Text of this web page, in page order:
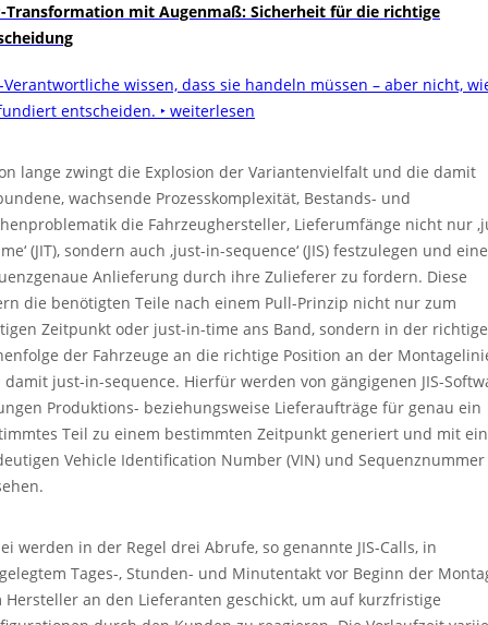
Transformation mit Augenmaß: Sicherheit für die richtige
Verantwortliche wissen, dass sie handeln müssen – aber nicht,
entscheiden. ‣ weiterlesen
lange zwingt die Explosion der Variantenvielfalt und die damit
wachsende Prozesskomplexität, Bestands- und
die Fahrzeughersteller, Lieferumfänge nicht nur
(JIT), sondern auch ‚just-in-sequence‘ (JIS) festzulegen und eine
Anlieferung durch ihre Zulieferer zu fordern. Diese
die benötigten Teile nach einem Pull-Prinzip nicht nur zum
Zeitpunkt oder just-in-time ans Band, sondern in der
der Fahrzeuge an die richtige Position an der
just-in-sequence. Hierfür werden von gängigenen JIS-
Produktions- beziehungsweise Lieferaufträge für genau ein
Teil zu einem bestimmten Zeitpunkt generiert und mit
Vehicle Identification Number (VIN) und Sequenznummer
werden in der Regel drei Abrufe, so genannte JIS-Calls, in
Tages-, Stunden- und Minutentakt vor Beginn der
Hersteller an den Lieferanten geschickt, um auf kurzfristige